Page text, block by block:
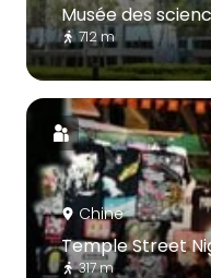
Musée des
712 m
Chine
Temple Street
317 m